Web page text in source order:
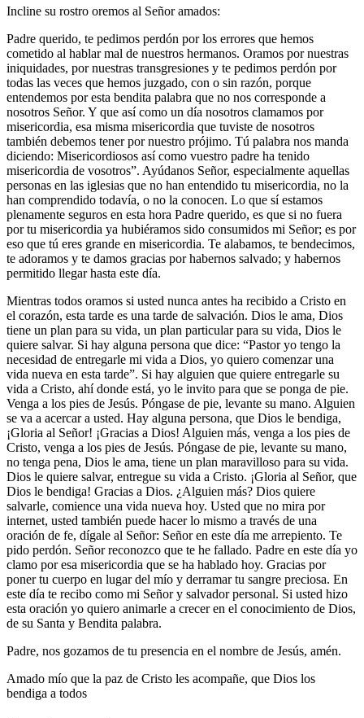
Incline su rostro oremos al Señor amados:
Padre querido, te pedimos perdón por los errores que hemos
cometido al hablar mal de nuestros hermanos. Oramos por nuestras
iniquidades, por nuestras transgresiones y te pedimos perdón por
todas las veces que hemos juzgado, con o sin razón, porque
entendemos por esta bendita palabra que no nos corresponde a
nosotros Señor. Y que así como un día nosotros clamamos por
misericordia, esa misma misericordia que tuviste de nosotros
también debemos tener por nuestro prójimo. Tú palabra nos manda
diciendo: Misericordiosos así como vuestro padre ha tenido
misericordia de vosotros”. Ayúdanos Señor, especialmente aquellas
personas en las iglesias que no han entendido tu misericordia, no la
han comprendido todavía, o no la conocen. Lo que sí estamos
plenamente seguros en esta hora Padre querido, es que si no fuera
por tu misericordia ya hubiéramos sido consumidos mi Señor; es por
eso que tú eres grande en misericordia. Te alabamos, te bendecimos,
te adoramos y te damos gracias por habernos salvado; y habernos
permitido llegar hasta este día.
Mientras todos oramos si usted nunca antes ha recibido a Cristo en
el corazón, esta tarde es una tarde de salvación. Dios le ama, Dios
tiene un plan para su vida, un plan particular para su vida, Dios le
quiere salvar. Si hay alguna persona que dice: “Pastor yo tengo la
necesidad de entregarle mi vida a Dios, yo quiero comenzar una
vida nueva en esta tarde”. Si hay alguien que quiere entregarle su
vida a Cristo, ahí donde está, yo le invito para que se ponga de pie.
Venga a los pies de Jesús. Póngase de pie, levante su mano. Alguien
se va a acercar a usted. Hay alguna persona, que Dios le bendiga,
¡Gloria al Señor! ¡Gracias a Dios! Alguien más, venga a los pies de
Cristo, venga a los pies de Jesús. Póngase de pie, levante su mano,
no tenga pena, Dios le ama, tiene un plan maravilloso para su vida.
Dios le quiere salvar, entregue su vida a Cristo. ¡Gloria al Señor, que
Dios le bendiga! Gracias a Dios. ¿Alguien más? Dios quiere
salvarle, comience una vida nueva hoy. Usted que no mira por
internet, usted también puede hacer lo mismo a través de una
oración de fe, dígale al Señor: Señor en este día me arrepiento. Te
pido perdón. Señor reconozco que te he fallado. Padre en este día yo
clamo por esa misericordia que se ha hablado hoy. Gracias por
poner tu cuerpo en lugar del mío y derramar tu sangre preciosa. En
este día te recibo como mi Señor y salvador personal. Si usted hizo
esta oración yo quiero animarle a crecer en el conocimiento de Dios,
de su Santa y Bendita palabra.
Padre, nos gozamos de tu presencia en el nombre de Jesús, amén.
Amado mío que la paz de Cristo les acompañe, que Dios los
bendiga a todos